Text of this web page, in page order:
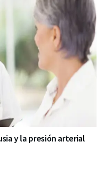
y la presión arterial